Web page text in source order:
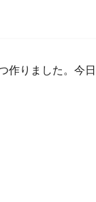
作りました。今